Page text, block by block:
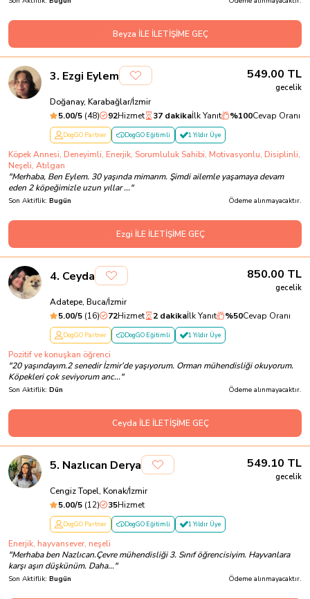
Beyza İLE İLETİŞİME GEÇ
3. Ezgi Eylem 549.00 TL
gecelik
Doğanay, Karabağlar/İzmir
5.00/5 (48) 92Hizmet 37 dakikaİlk Yanıt %100Cevap Oranı
DogGO Partner DogGO Eğitimli 1 Yıldır Üye
Köpek Annesi, Deneyimli, Enerjik, Sorumluluk Sahibi, Motivasyonlu, Disiplinli,
Neşeli, Atılgan
"Merhaba, Ben Eylem. 30 yaşında mimarım. Şimdi ailemle yaşamaya devam
eden 2 köpeğimizle uzun yıllar ..."
Son Aktiflik: Bugün Ödeme alınmayacaktır.
Ezgi İLE İLETİŞİME GEÇ
4. Ceyda 850.00 TL
gecelik
Adatepe, Buca/İzmir
5.00/5 (16) 72Hizmet 2 dakikaİlk Yanıt %50Cevap Oranı
DogGO Partner DogGO Eğitimli 1 Yıldır Üye
Pozitif ve konuşkan öğrenci
"20 yaşındayım.2 senedir İzmir’de yaşıyorum. Orman mühendisliği okuyorum.
Köpekleri çok seviyorum anc..."
Son Aktiflik: Dün Ödeme alınmayacaktır.
Ceyda İLE İLETİŞİME GEÇ
5. Nazlıcan Derya 549.10 TL
gecelik
Cengiz Topel, Konak/İzmir
5.00/5 (12) 35Hizmet
DogGO Partner DogGO Eğitimli 1 Yıldır Üye
Enerjik, hayvansever, neşeli
"Merhaba ben Nazlıcan.Çevre mühendisliği 3. Sınıf öğrencisiyim. Hayvanlara
karşı aşırı düşkünüm. Daha..."
Son Aktiflik: Bugün Ödeme alınmayacaktır.